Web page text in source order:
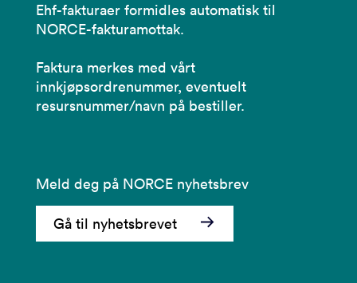
Ehf-fakturaer formidles automatisk til
NORCE-fakturamottak.
Faktura merkes med vårt
innkjøpsordrenummer, eventuelt
resursnummer/navn på bestiller.
Meld deg på NORCE nyhetsbrev
Gå til nyhetsbrevet